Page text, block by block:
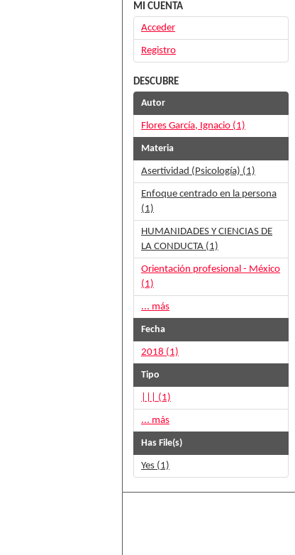
MI CUENTA
Acceder
Registro
DESCUBRE
Autor
Flores García, Ignacio (1)
Materia
Asertividad (Psicología) (1)
Enfoque centrado en la persona
(1)
HUMANIDADES Y CIENCIAS DE
LA CONDUCTA (1)
Orientación profesional - México
(1)
... más
Fecha
2018 (1)
Tipo
||| (1)
... más
Has File(s)
Yes (1)